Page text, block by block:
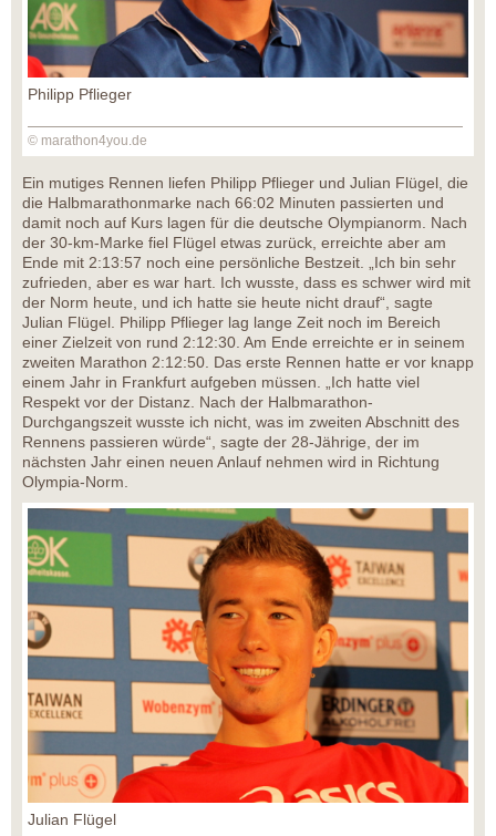
Philipp Pflieger
© marathon4you.de
Ein mutiges Rennen liefen Philipp Pflieger und Julian Flügel, die
die Halbmarathonmarke nach 66:02 Minuten passierten und
damit noch auf Kurs lagen für die deutsche Olympianorm. Nach
der 30-km-Marke fiel Flügel etwas zurück, erreichte aber am
Ende mit 2:13:57 noch eine persönliche Bestzeit. „Ich bin sehr
zufrieden, aber es war hart. Ich wusste, dass es schwer wird mit
der Norm heute, und ich hatte sie heute nicht drauf“, sagte
Julian Flügel. Philipp Pflieger lag lange Zeit noch im Bereich
einer Zielzeit von rund 2:12:30. Am Ende erreichte er in seinem
zweiten Marathon 2:12:50. Das erste Rennen hatte er vor knapp
einem Jahr in Frankfurt aufgeben müssen. „Ich hatte viel
Respekt vor der Distanz. Nach der Halbmarathon-
Durchgangszeit wusste ich nicht, was im zweiten Abschnitt des
Rennens passieren würde“, sagte der 28-Jährige, der im
nächsten Jahr einen neuen Anlauf nehmen wird in Richtung
Olympia-Norm.
Julian Flügel